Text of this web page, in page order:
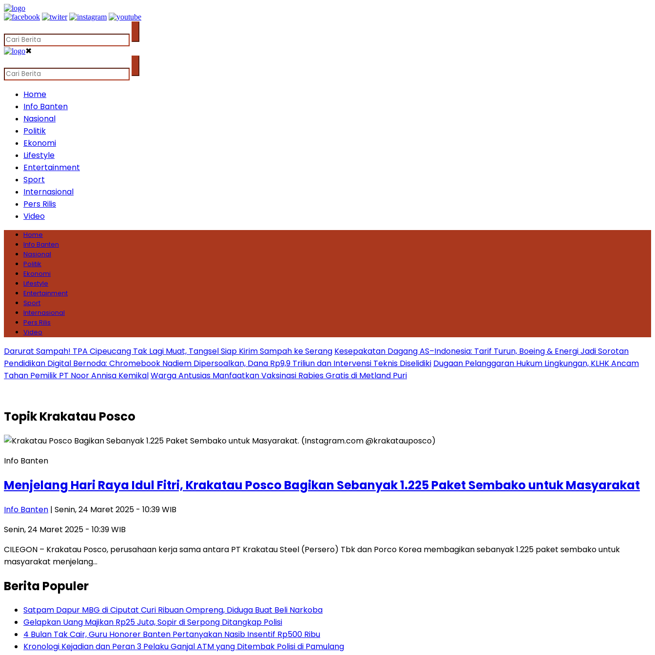
✖
Home
Info Banten
Nasional
Politik
Ekonomi
Lifestyle
Entertainment
Sport
Internasional
Pers Rilis
Video
Home
Info Banten
Nasional
Politik
Ekonomi
Lifestyle
Entertainment
Sport
Internasional
Pers Rilis
Video
Darurat Sampah! TPA Cipeucang Tak Lagi Muat, Tangsel Siap Kirim Sampah ke Serang Kesepakatan Dagang AS–Indonesia: Tarif Turun, Boeing & Energi Jadi Sorotan
Pendidikan Digital Bernoda: Chromebook Nadiem Dipersoalkan, Dana Rp9,9 Triliun dan Intervensi Teknis Diselidiki Dugaan Pelanggaran Hukum Lingkungan, KLHK Ancam
Tahan Pemilik PT Noor Annisa KemikalWarga Antusias Manfaatkan Vaksinasi Rabies Gratis di Metland Puri
TopikKrakatau Posco
Info Banten
Menjelang Hari Raya Idul Fitri, Krakatau Posco Bagikan Sebanyak 1.225 Paket Sembako untuk Masyarakat
Info Banten | Senin, 24 Maret 2025 - 10:39 WIB
Senin, 24 Maret 2025 - 10:39 WIB
CILEGON – Krakatau Posco, perusahaan kerja sama antara PT Krakatau Steel (Persero) Tbk dan Porco Korea membagikan sebanyak 1.225 paket sembako untuk
masyarakat menjelang…
Berita Populer
Satpam Dapur MBG di Ciputat Curi Ribuan Ompreng, Diduga Buat Beli Narkoba
Gelapkan Uang Majikan Rp25 Juta, Sopir di Serpong Ditangkap Polisi
4 Bulan Tak Cair, Guru Honorer Banten Pertanyakan Nasib Insentif Rp500 Ribu
Kronologi Kejadian dan Peran 3 Pelaku Ganjal ATM yang Ditembak Polisi di Pamulang